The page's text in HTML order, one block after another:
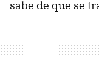
sabe de que se